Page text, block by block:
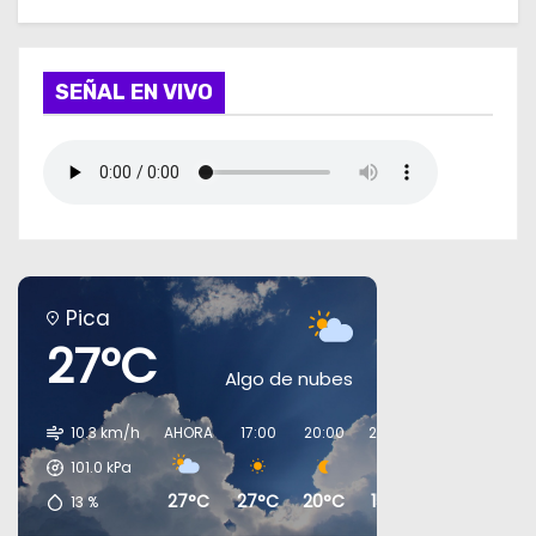
SEÑAL EN VIVO
Pica
27°C Algo de nubes
10.3 km/h
101.0 kPa
13%
AHORA
27°C
17:00
27°C
20:00
20°C
23:00
15°C